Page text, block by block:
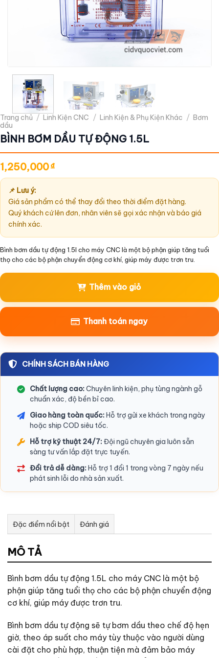
Trang chủ / Linh Kiện CNC / Linh Kiện & Phụ Kiện Khác / Bơm
dầu
BÌNH BƠM DẦU TỰ ĐỘNG 1.5L
1,250,000₫
📌 Lưu ý:
Giá sản phẩm có thể thay đổi theo thời điểm đặt hàng.
Quý khách cứ lên đơn, nhân viên sẽ gọi xác nhận và báo giá
chính xác.
Bình bơm dầu tự động 1.5l cho máy CNC là một bộ phận giúp tăng tuổi
thọ cho các bộ phận chuyển động cơ khí, giúp máy được trơn tru.
Thêm vào giỏ
Thanh toán ngay
CHÍNH SÁCH BÁN HÀNG
Chất lượng cao:Chuyên linh kiện, phụ tùng ngành gỗ
chuẩn xác, độ bền bỉ cao.
Giao hàng toàn quốc:Hỗ trợ gửi xe khách trong ngày
hoặc ship COD siêu tốc.
Hỗ trợ kỹ thuật 24/7:Đội ngũ chuyên gia luôn sẵn
sàng tư vấn lắp đặt trực tuyến.
Đổi trả dễ dàng:Hỗ trợ 1 đổi 1 trong vòng 7 ngày nếu
phát sinh lỗi do nhà sản xuất.
Đặc điểm nổi bật Đánh giá
Tư vấn & bán hàng qua Facebook
MÔ TẢ
Bình bơm dầu tự động 1.5L cho máy CNC là một bộ
phận giúp tăng tuổi thọ cho các bộ phận chuyển động
cơ khí, giúp máy được trơn tru.
Bình bơm dầu tự động sẽ tự bơm dầu theo chế độ hẹn
giờ, theo áp suất cho máy tùy thuộc vào người dùng
cài đặt cho phù hợp, thuận tiện mà đảm bảo máy